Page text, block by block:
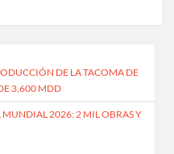
DE LA TACOMA DE
3,600 MDD
MUNDIAL 2026: 2 MIL OBRAS Y